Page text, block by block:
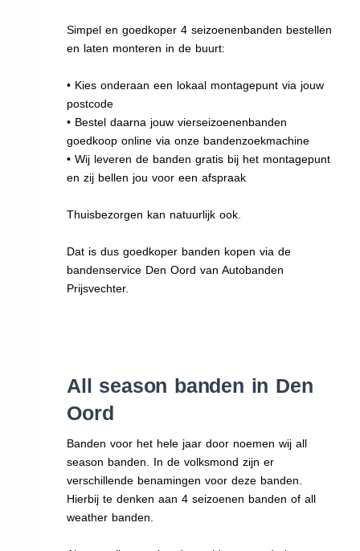
Simpel en goedkoper 4 seizoenenbanden bestellen
en laten monteren in de buurt:
• Kies onderaan een lokaal montagepunt via jouw
postcode
• Bestel daarna jouw vierseizoenenbanden
goedkoop online via onze bandenzoekmachine
• Wij leveren de banden gratis bij het montagepunt
en zij bellen jou voor een afspraak
Thuisbezorgen kan natuurlijk ook.
Dat is dus goedkoper banden kopen via de
bandenservice Den Oord van Autobanden
Prijsvechter.
All season banden in Den
Oord
Banden voor het hele jaar door noemen wij all
season banden. In de volksmond zijn er
verschillende benamingen voor deze banden.
Hierbij te denken aan 4 seizoenen banden of all
weather banden.